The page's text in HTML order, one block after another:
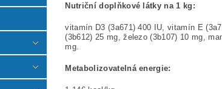
Nutriční doplňkové látky na 1 kg:
vitamín D3 (3a671) 400 IU, vitamín E
(3b612) 25 mg, železo (3b107) 10 mg,
mg.
Metabolizovatelná energie: